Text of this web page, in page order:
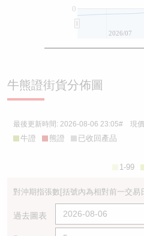
0
2026/07
牛熊證街貨分佈圖
最後更新時間: 2026-08-06 23:05# 現價
牛證 熊證 已收回產品
1-99
對沖期指張數[括號內為相對前一交易
過去圖表